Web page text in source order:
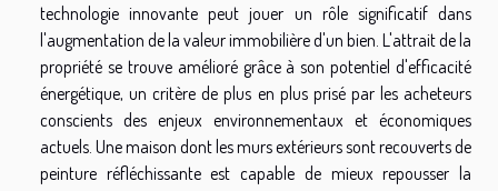
technologie innovante peut jouer un rôle significatif dans
l'augmentation de la valeur immobilière d'un bien. L'attrait de la
propriété se trouve amélioré grâce à son potentiel d'efficacité
énergétique, un critère de plus en plus prisé par les acheteurs
conscients des enjeux environnementaux et économiques
actuels. Une maison dont les murs extérieurs sont recouverts de
peinture réfléchissante est capable de mieux repousser la